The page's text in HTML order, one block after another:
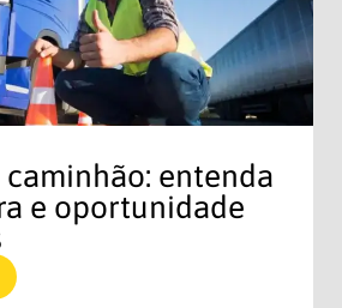
caminhão: entenda
e oportunidade